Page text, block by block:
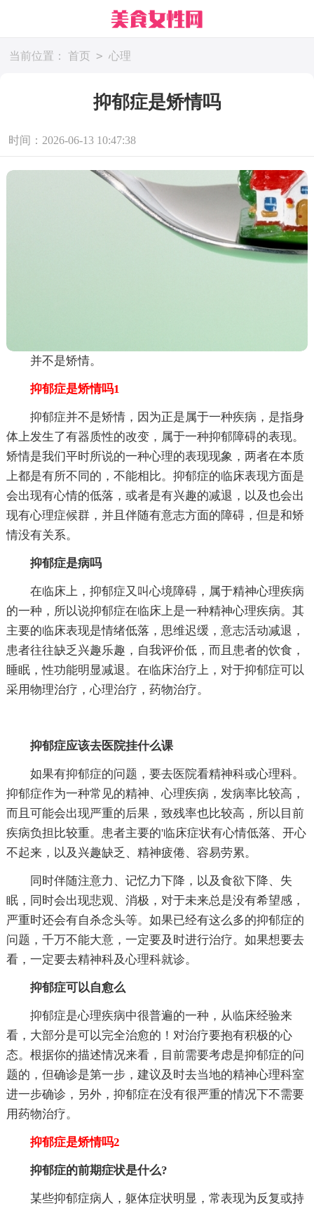
当前位置： 首页 > 心理
抑郁症是矫情吗
时间：2026-06-13 10:47:38
并不是矫情。
抑郁症是矫情吗1
抑郁症并不是矫情，因为正是属于一种疾病，是指身
体上发生了有器质性的改变，属于一种抑郁障碍的表现。
矫情是我们平时所说的一种心理的表现现象，两者在本质
上都是有所不同的，不能相比。抑郁症的临床表现方面是
会出现有心情的低落，或者是有兴趣的减退，以及也会出
现有心理症候群，并且伴随有意志方面的障碍，但是和矫
情没有关系。
抑郁症是病吗
在临床上，抑郁症又叫心境障碍，属于精神心理疾病
的一种，所以说抑郁症在临床上是一种精神心理疾病。其
主要的临床表现是情绪低落，思维迟缓，意志活动减退，
患者往往缺乏兴趣乐趣，自我评价低，而且患者的饮食，
睡眠，性功能明显减退。在临床治疗上，对于抑郁症可以
采用物理治疗，心理治疗，药物治疗。
抑郁症应该去医院挂什么课
如果有抑郁症的问题，要去医院看精神科或心理科。
抑郁症作为一种常见的精神、心理疾病，发病率比较高，
而且可能会出现严重的后果，致残率也比较高，所以目前
疾病负担比较重。患者主要的'临床症状有心情低落、开心
不起来，以及兴趣缺乏、精神疲倦、容易劳累。
同时伴随注意力、记忆力下降，以及食欲下降、失
眠，同时会出现悲观、消极，对于未来总是没有希望感，
严重时还会有自杀念头等。如果已经有这么多的抑郁症的
问题，千万不能大意，一定要及时进行治疗。如果想要去
看，一定要去精神科及心理科就诊。
抑郁症可以自愈么
抑郁症是心理疾病中很普遍的一种，从临床经验来
看，大部分是可以完全治愈的！对治疗要抱有积极的心
态。根据你的描述情况来看，目前需要考虑是抑郁症的问
题的，但确诊是第一步，建议及时去当地的精神心理科室
进一步确诊，另外，抑郁症在没有很严重的情况下不需要
用药物治疗。
抑郁症是矫情吗2
抑郁症的前期症状是什么?
某些抑郁症病人，躯体症状明显，常表现为反复或持